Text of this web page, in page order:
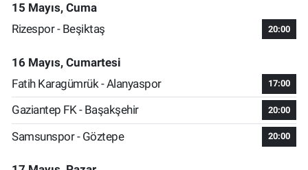
15 Mayıs, Cuma
Rizespor - Beşiktaş
20:00
16 Mayıs, Cumartesi
Fatih Karagümrük - Alanyaspor
17:00
Gaziantep FK - Başakşehir 20:00
Samsunspor - Göztepe 20:00